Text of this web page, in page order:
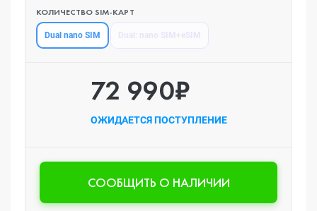
КОЛИЧЕСТВО SIM-КАРТ
Dual nano SIM
72 990₽
ОЖИДАЕТСЯ ПОСТУПЛЕНИЕ
CООБЩИТЬ О НАЛИЧИИ